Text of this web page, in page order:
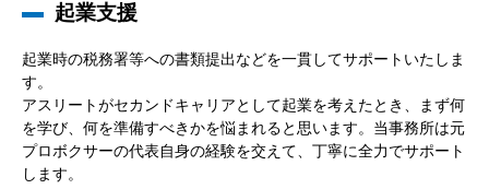
起業支援
起業時の税務署等への書類提出などを一貫してサポートいたしま
す。
アスリートがセカンドキャリアとして起業を考えたとき、まず何
を学び、何を準備すべきかを悩まれると思います。当事務所は元
プロボクサーの代表自身の経験を交えて、丁寧に全力でサポート
します。